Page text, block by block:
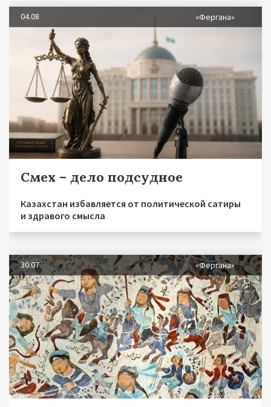
04.08 «Фергана»
Смех – дело подсудное
Казахстан избавляется от политической сатиры
и здравого смысла
30.07 «Фергана»